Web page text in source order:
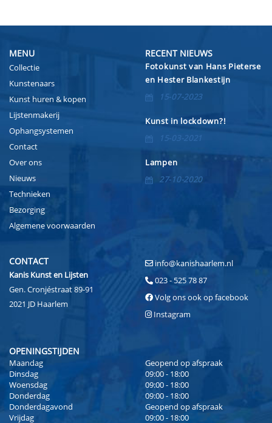
MENU
Collectie
Kunstenaars
Kunst huren & kopen
Lijstenmakerij
Ophangsystemen
Contact
Over ons
Nieuws
Technieken
Bezorging
Algemene voorwaarden
RECENT NIEUWS
Fotokunst van Hans Pieterse
en Hester Blankestijn
15-07-2023
Kunst in lockdown?!
15-03-2021
Lampen
27-10-2020
CONTACT
Kanis Kunst en Lijsten
Gen. Cronjéstraat 89-91
2021 JD Haarlem
info@kanishaarlem.nl
023 - 525 78 87
Volg ons ook op facebook
Instagram
OPENINGSTIJDEN
Maandag
Geopend op afspraak
Dinsdag
09:00 - 18:00
Woensdag
09:00 - 18:00
Donderdag
09:00 - 18:00
Donderdagavond
Geopend op afspraak
Vrijdag
09:00 - 18:00